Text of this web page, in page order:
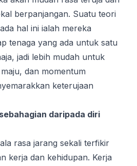
berpanjangan. Suatu teori
hal ini ialah mereka
tenaga yang ada untuk satu
jadi lebih mudah untuk
dan momentum
keterujaan
daripada diri
rasa jarang sekali terfikir
kerja dan kehidupan. Kerja